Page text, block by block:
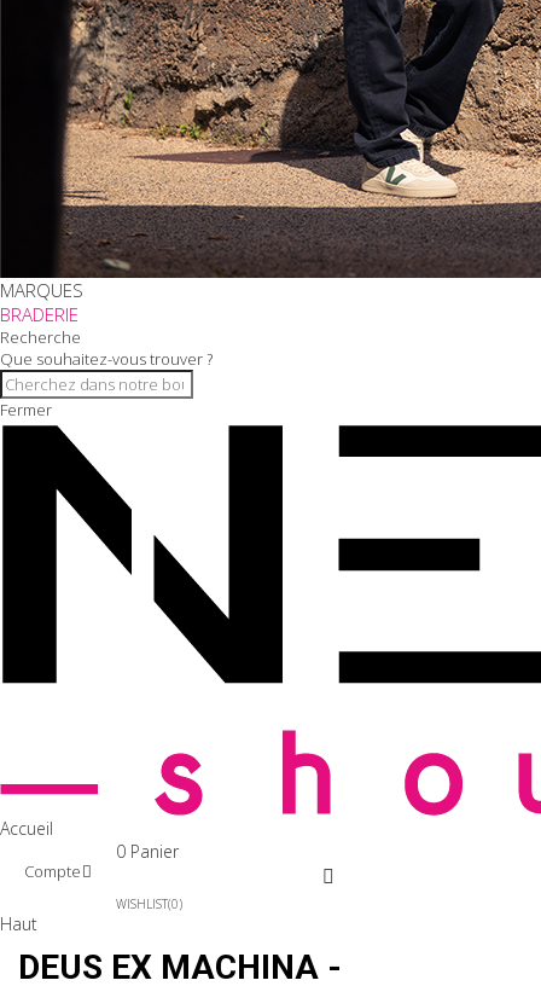
MARQUES
BRADERIE
Recherche
Que souhaitez-vous trouver ?
Fermer
Accueil
Compte
0 Panier
WISHLIST 0
Haut
DEUS EX MACHINA -